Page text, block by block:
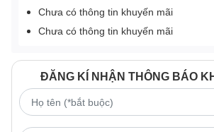
Chưa có thông tin khuyến mãi
Chưa có thông tin khuyến mãi
ĐĂNG KÍ NHẬN THÔNG BÁO